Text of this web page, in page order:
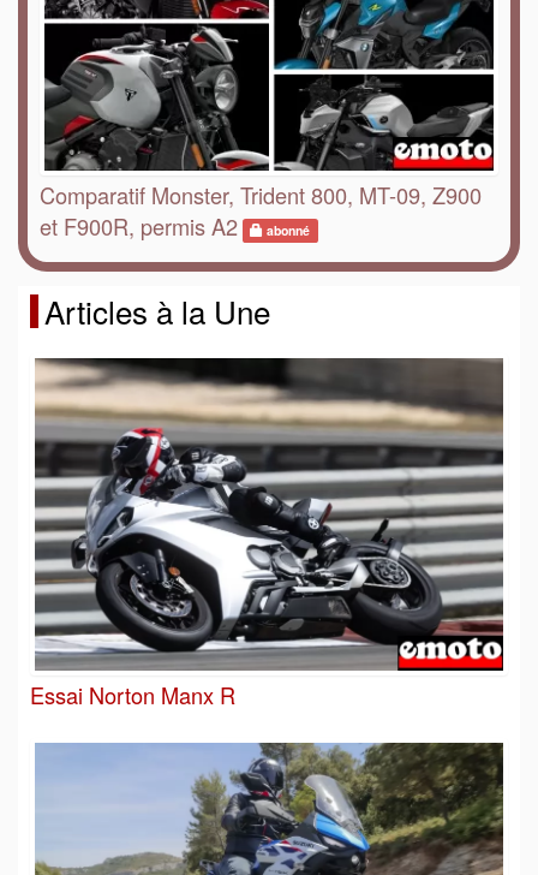
Comparatif Monster, Trident 800, MT-09, Z900
et F900R, permis A2
abonné
Articles à la Une
Essai Norton Manx R